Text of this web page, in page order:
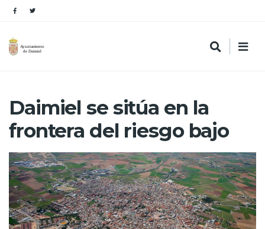
Daimiel se sitúa en la
frontera del riesgo bajo